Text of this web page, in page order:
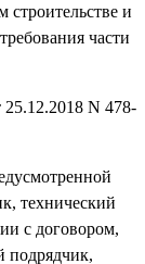
строительстве и
части
25.12.2018 N 478-
технический
с договором,
подрядчик,